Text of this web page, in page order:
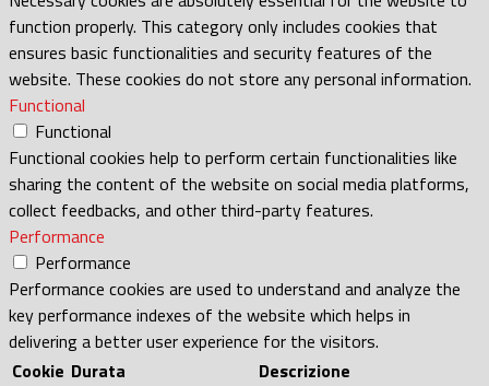
function properly. This category only includes cookies that
ensures basic functionalities and security features of the
website. These cookies do not store any personal information.
Functional
Functional
Functional cookies help to perform certain functionalities like
sharing the content of the website on social media platforms,
collect feedbacks, and other third-party features.
Performance
Performance
Performance cookies are used to understand and analyze the
key performance indexes of the website which helps in
delivering a better user experience for the visitors.
Cookie Durata Descrizione